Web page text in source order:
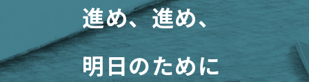
進め、進め、
明日のために